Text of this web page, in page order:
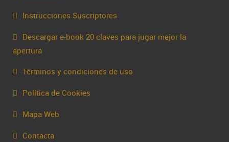
Instrucciones Suscriptores
Descargar e-book 20 claves para jugar mejor la
apertura
Términos y condiciones de uso
Política de Cookies
Mapa Web
Contacta